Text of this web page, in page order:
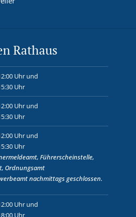
Rathaus
Uhr und
Uhr
Uhr und
Uhr
Uhr und
Uhr
Führerscheinstelle,
Ordnungsamt
nachmittags geschlossen.
Uhr und
Uhr